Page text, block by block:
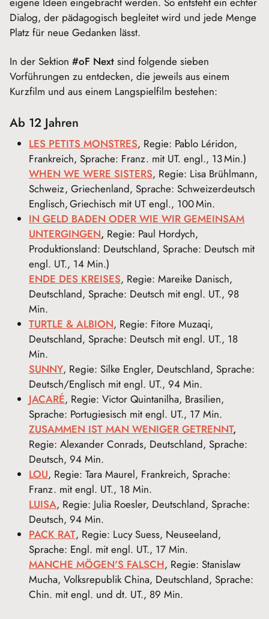
Dialog, der pädagogisch begleitet wird und jede Menge
Platz für neue Gedanken lässt.
In der Sektion #oF Next sind folgende sieben
Vorführungen zu entdecken, die jeweils aus einem
Kurzfilm und aus einem Langspielfilm bestehen:
Ab 12 Jahren
LES PETITS MONSTRES, Regie: Pablo Léridon,
Frankreich, Sprache: Franz. mit UT. engl., 13 Min.)
WHEN WE WERE SISTERS, Regie: Lisa Brühlmann,
Schweiz, Griechenland, Sprache: Schweizerdeutsch
Englisch, Griechisch mit UT engl., 100 Min.
IN GELD BADEN ODER WIE WIR GEMEINSAM
UNTERGINGEN, Regie: Paul Hordych,
Produktionsland: Deutschland, Sprache: Deutsch mit
engl. UT., 14 Min.)
ENDE DES KREISES, Regie: Mareike Danisch,
Deutschland, Sprache: Deutsch mit engl. UT., 98
Min.
TURTLE & ALBION, Regie: Fitore Muzaqi,
Deutschland, Sprache: Deutsch mit engl. UT., 18
Min.
SUNNY, Regie: Silke Engler, Deutschland, Sprache:
Deutsch/Englisch mit engl. UT., 94 Min.
JACARÉ, Regie: Victor Quintanilha, Brasilien,
Sprache: Portugiesisch mit engl. UT., 17 Min.
ZUSAMMEN IST MAN WENIGER GETRENNT,
Regie: Alexander Conrads, Deutschland, Sprache:
Deutsch, 94 Min.
LOU, Regie: Tara Maurel, Frankreich, Sprache:
Franz. mit engl. UT., 18 Min.
LUISA, Regie: Julia Roesler, Deutschland, Sprache:
Deutsch, 94 Min.
PACK RAT, Regie: Lucy Suess, Neuseeland,
Sprache: Engl. mit engl. UT., 17 Min.
MANCHE MÖGEN'S FALSCH, Regie: Stanislaw
Mucha, Volksrepublik China, Deutschland, Sprache:
Chin. mit engl. und dt. UT., 89 Min.